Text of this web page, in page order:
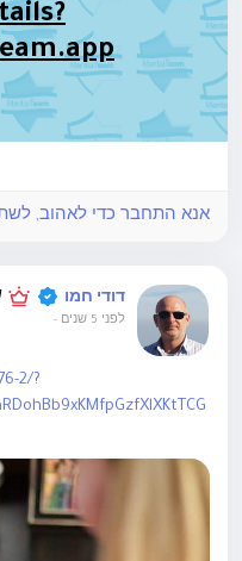
אנא התחבר כדי לאהוב,
דודי חמו
לפני 5 שנים -
2/?